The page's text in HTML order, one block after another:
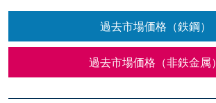
過去市場価格（鉄鋼）
過去市場価格（非鉄金属）